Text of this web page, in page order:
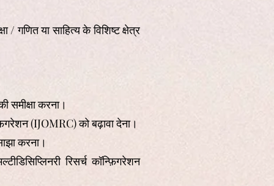
/ गणित या साहित्य के विशिष्ट क्षेत्र
करना।
(IJOMRC) को बढ़ावा देना।
करना।
रिसर्च कॉन्फ़िगरेशन